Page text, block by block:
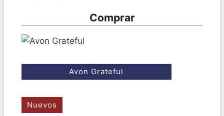
Comprar
Avon Grateful
Nuevos